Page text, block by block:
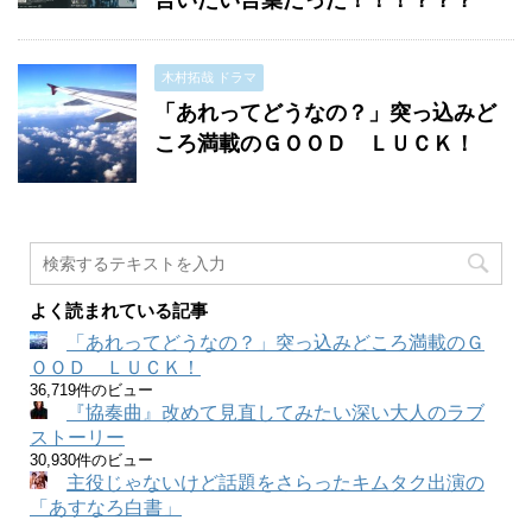
木村拓哉 ドラマ
「あれってどうなの？」突っ込みど
ころ満載のＧＯＯＤ ＬＵＣＫ！
よく読まれている記事
「あれってどうなの？」突っ込みどころ満載のＧ
ＯＯＤ ＬＵＣＫ！
36,719件のビュー
『協奏曲』改めて見直してみたい深い大人のラブ
ストーリー
30,930件のビュー
主役じゃないけど話題をさらったキムタク出演の
「あすなろ白書」